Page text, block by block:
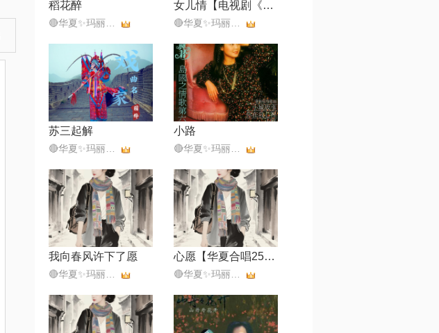
稻花醉 女儿情【电视剧《西游记》插曲】
苏三起解 小路
我向春风许下了愿 心愿【华夏合唱250705】